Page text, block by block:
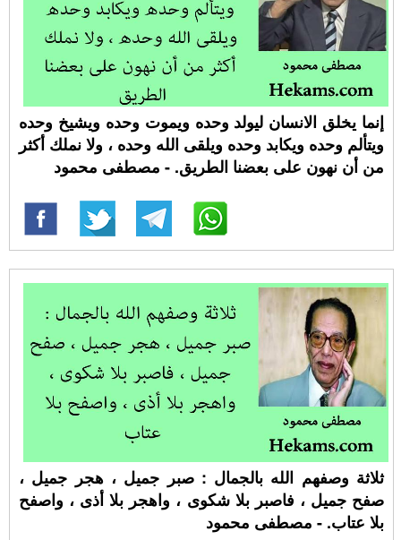
إنما يخلق الانسان ليولد وحده ويموت وحده ويشيخ وحده
ويتألم وحده ويكابد وحده ويلقى الله وحده ، ولا نملك أكثر
من أن نهون على بعضنا الطريق. - مصطفى محمود
ثلاثة وصفهم الله بالجمال : صبر جميل ، هجر جميل ،
صفح جميل ، فاصبر بلا شكوى ، واهجر بلا أذى ، واصفح
بلا عتاب. - مصطفى محمود